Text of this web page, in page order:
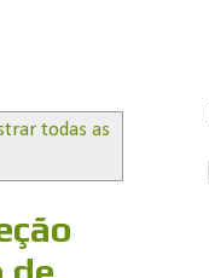
todas as